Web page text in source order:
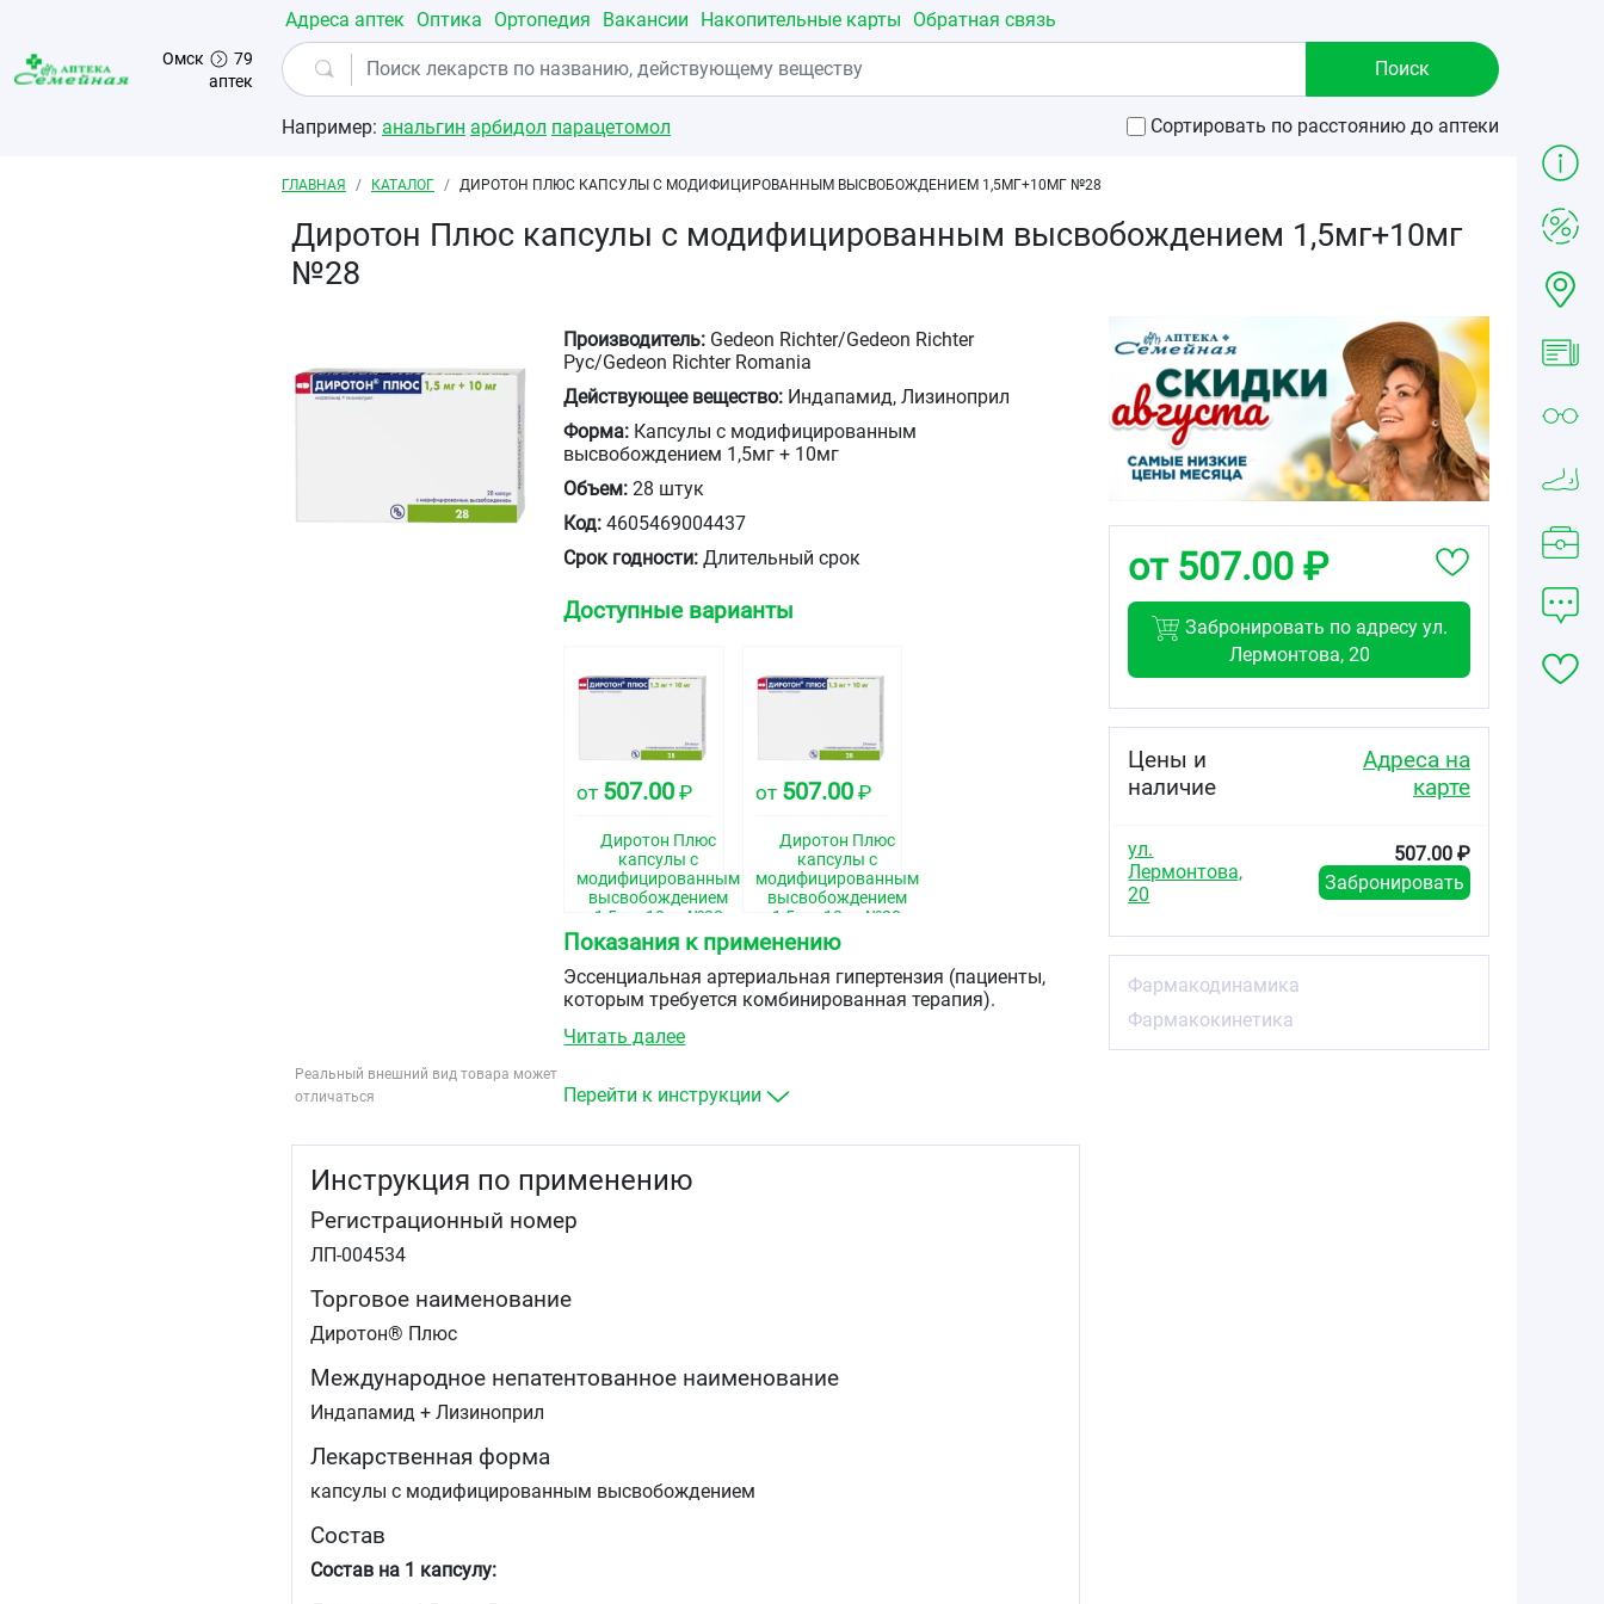
Перейти к основному содержанию
Омск
79
аптек
Адреса аптек Оптика Ортопедия Вакансии Накопительные карты Обратная связь
Например: анальгин арбидол парацетомол Сортировать по расстоянию до аптеки
Строка навигации
ГЛАВНАЯ КАТАЛОГ ДИРОТОН ПЛЮС КАПСУЛЫ С МОДИФИЦИРОВАННЫМ ВЫСВОБОЖДЕНИЕМ 1,5МГ+10МГ №28
Диротон Плюс капсулы с модифицированным высвобождением 1,5мг+10мг
№28
Реальный внешний вид товара может
отличаться
Производитель: Gedeon Richter/Gedeon Richter
Рус/Gedeon Richter Romania
Действующее вещество: Индапамид, Лизиноприл
Форма: Капсулы с модифицированным
высвобождением 1,5мг + 10мг
Объем: 28 штук
Код: 4605469004437
Срок годности: Длительный срок
Доступные варианты
от 507.00 ₽
Диротон Плюс
капсулы с
модифицированным
высвобождением
1,5мг+10мг №28
от 507.00₽
Диротон Плюс
капсулы с
модифицированным
высвобождением
1,5мг+10мг №28
Показания к применению
Эссенциальная артериальная гипертензия (пациенты,
которым требуется комбинированная терапия).
Читать далее
Перейти к инструкции
Инструкция по применению
Регистрационный номер
ЛП-004534
Торговое наименование
Диротон® Плюс
Международное непатентованное наименование
Индапамид + Лизиноприл
Лекарственная форма
капсулы с модифицированным высвобождением
Состав
Состав на 1 капсулу:
от 507.00 ₽
Забронировать по адресу ул.
Лермонтова, 20
Цены и
наличие
Адреса на
карте
ул.
Лермонтова,
20
507.00 ₽
Забронировать
Фармакодинамика
Фармакокинетика